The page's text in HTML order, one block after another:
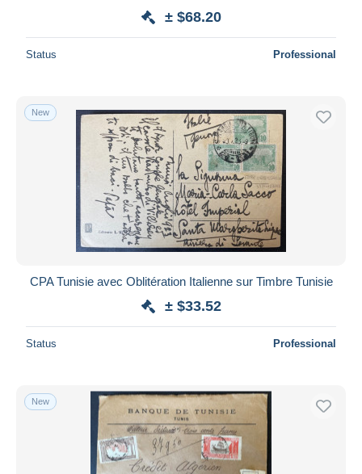
± $68.20
Status Professional
New
CPA Tunisie avec Oblitération Italienne sur Timbre Tunisie
± $33.52
Status Professional
New